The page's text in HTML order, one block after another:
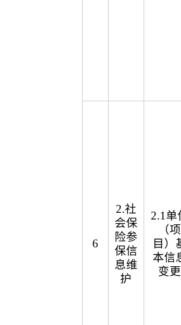
6
2.社
会保
险参
保信
息维
护
2.1单
（项
目）
本信
变更